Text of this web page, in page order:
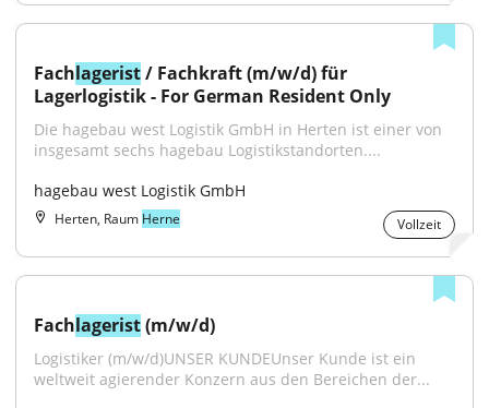
Fachlagerist / Fachkraft (m/w/d) für
Lagerlogistik - For German Resident Only
Die hagebau west Logistik GmbH in Herten ist einer von
insgesamt sechs hagebau Logistikstandorten....
hagebau west Logistik GmbH
Herten, Raum Herne Vollzeit
Fachlagerist (m/w/d)
Logistiker (m/w/d)UNSER KUNDEUnser Kunde ist ein
weltweit agierender Konzern aus den Bereichen der...